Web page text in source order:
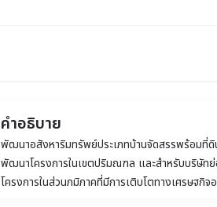
คำอธิบาย
พัฒนาอสังหาริมทรัพย์ประเภทบ้านจัดสรรพร้อมที่ดิ
พัฒนาโครงการในเขตปริมณฑล และสำหรับบริษัท
โครงการในส่วนภูมิภาคที่มีการเติบโตทางเศรษฐกิจ